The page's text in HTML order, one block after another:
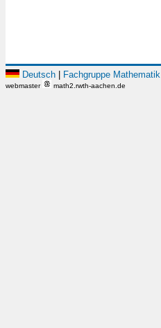
Deutsch Fachgruppe Mathematik
webmaster math2.rwth-aachen.de